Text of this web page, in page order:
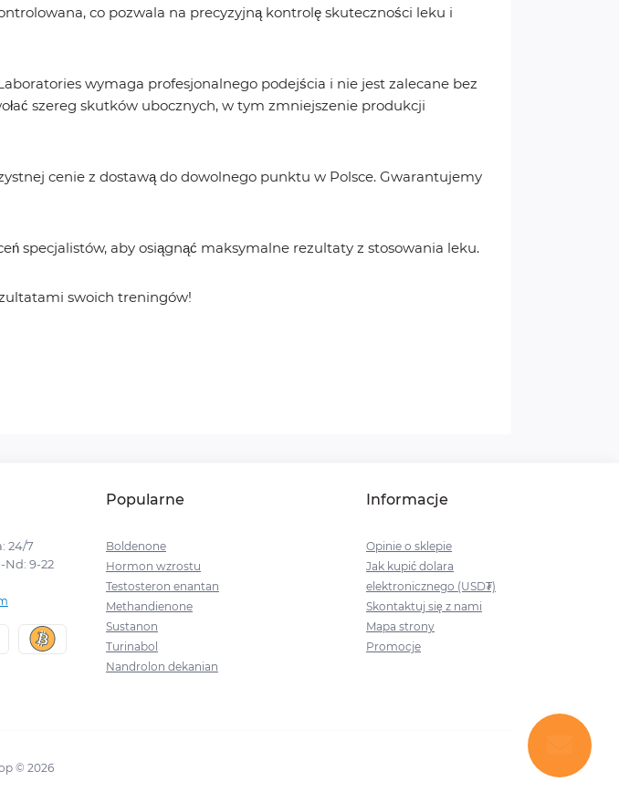
co pozwala na precyzyjną kontrolę skuteczności leku i
wymaga profesjonalnego podejścia i nie jest zalecane bez
szereg skutków ubocznych, w tym zmniejszenie produkcji
cenie z dostawą do dowolnego punktu w Polsce. Gwarantujemy
specjalistów, aby osiągnąć maksymalne rezultaty z stosowania leku.
swoich treningów!
24/7
Nd: 9-22
Popularne
Boldenone
Hormon wzrostu
Testosteron enantan
Methandienone
Sustanon
Turinabol
Nandrolon dekanian
Informacje
Opinie o sklepie
Jak kupić dolara
elektronicznego (USD₮)
Skontaktuj się z nami
Mapa strony
Promocje
© 2026